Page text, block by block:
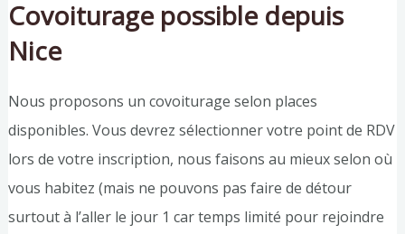
Covoiturage possible depuis
Nice
Nous proposons un covoiturage selon places
disponibles. Vous devrez sélectionner votre point de RDV
lors de votre inscription, nous faisons au mieux selon où
vous habitez (mais ne pouvons pas faire de détour
surtout à l’aller le jour 1 car temps limité pour rejoindre